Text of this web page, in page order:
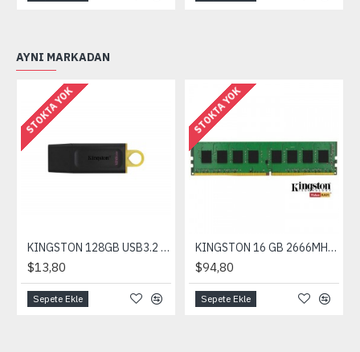
AYNI MARKADAN
STOKTA YOK
KINGSTON 128GB USB3.2 Gen 1 DataTraveler Exodia Siyah Turkuaz
$13,80
Sepete Ekle
STOKTA YOK
KINGSTON 16 GB 2666MHz DDR4 CL19 DR 2Rx8 Tek Modül PC Ram
$94,80
Sepete Ekle